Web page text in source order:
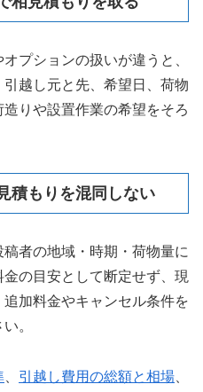
プションの扱いが違うと、
越し元と先、希望日、荷物
りや設置作業の希望をそろ
積もりを混同しない
者の地域・時期・荷物量に
の目安として断定せず、現
加料金やキャンセル条件を
。
引越し費用の総額と相場